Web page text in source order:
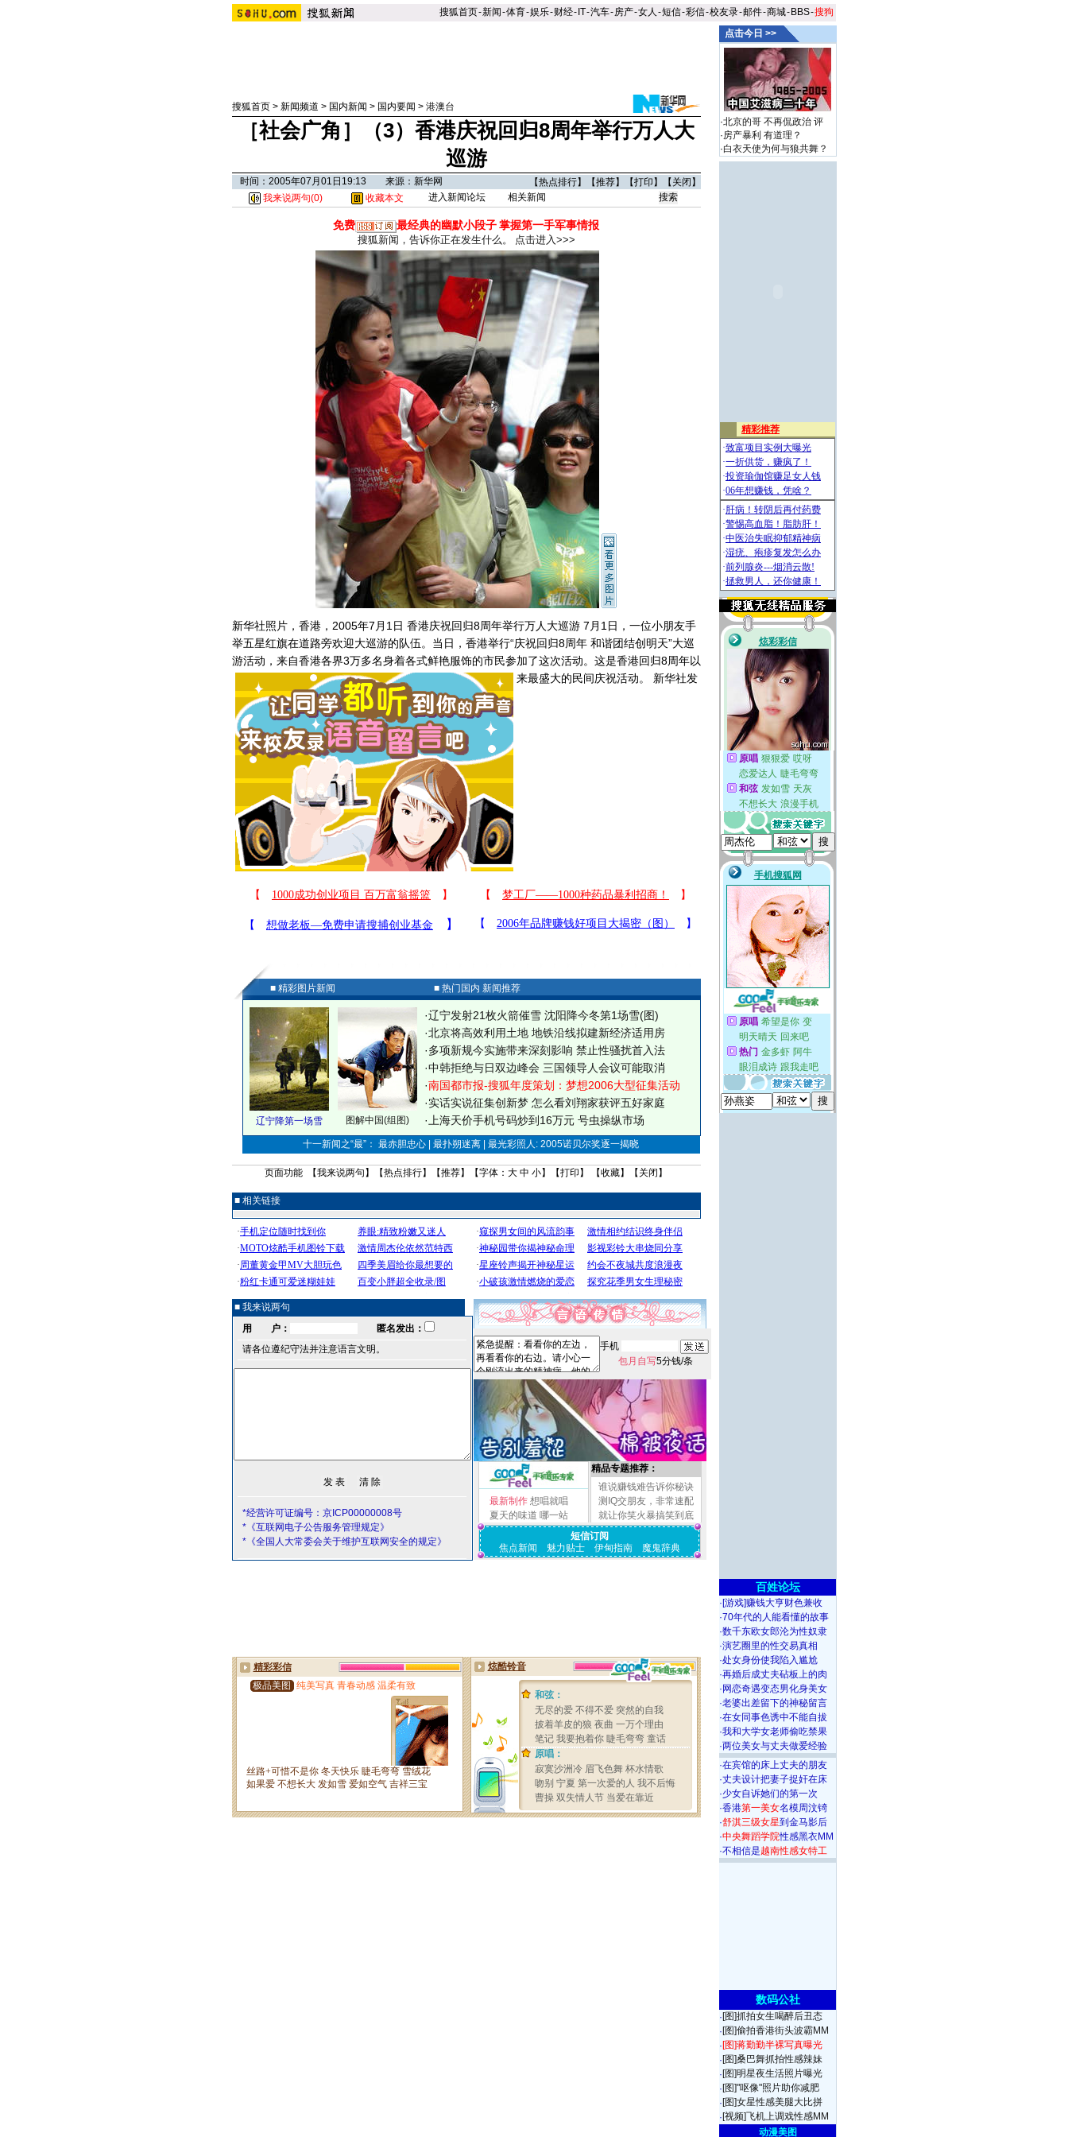
搜狐首页-新闻-体育-娱乐-财经- IT-汽车-房产-女人 -短信-彩信-校友录-邮件-商城- BBS-搜狗
搜狐首页> 新闻频道 > 国内新闻 > 国内要闻 > 港澳台
［社会广角］（3）香港庆祝回归8周年举行万人大
巡游
时间：2005年07月01日19:13 来源：新华网 【热点排行】【推荐】【打印 】【 关闭 】
我来说两句(0) 收藏本文 进入新闻论坛 相关新闻
免费 最经典的幽默小段子掌握第一手军事情报
搜狐新闻，告诉你正在发生什么。 点击进入>>>
新华社照片，香港，2005年7月1日 香港庆祝回归8周年举行万人大巡游 7月1日，一位小朋友手
举五星红旗在道路旁欢迎大巡游的队伍。当日，香港举行“庆祝回归8周年 和谐团结创明天”大巡
游活动，来自香港各界3万多名身着各式鲜艳服饰的市民参加了这次活动。这是香港回归8周年以
来最盛大的民间庆祝活动。 新华社发
■ 精彩图片新闻 ■ 热门国内 新闻推荐
辽宁降第一场雪 图解中国(组图)
·辽宁发射21枚火箭催雪 沈阳降今冬第1场雪(图)
·北京将高效利用土地 地铁沿线拟建新经济适用房
·多项新规今实施带来深刻影响 禁止性骚扰首入法
·中韩拒绝与日双边峰会 三国领导人会议可能取消
·南国都市报-搜狐年度策划：梦想2006大型征集活动
·实话实说征集创新梦 怎么看刘翔家获评五好家庭
· 上海天价手机号码炒到16万元 号虫操纵市场
十一新闻之“最”： 最赤胆忠心 | 最扑朔迷离 | 最光彩照人: 2005诺贝尔奖逐一揭晓
页面功能 【我来说两句 】【热点排行】【推荐】【字体： 大 中 小】【打印 】 【收藏】【 关闭 】
■ 相关链接
■ 我来说两句
用 户：
匿名发出：
请各位遵纪守法并注意语言文明。
*经营许可证编号：京ICP00000008号
*《互联网电子公告服务管理规定》
*《全国人大常委会关于维护互联网安全的规定》
手机
包月自写5分钱/条
最新制作 想唱就唱
夏天的味道 哪一站
精品专题推荐：
谁说赚钱难告诉你秘诀
测IQ交朋友，非常速配
就让你笑火暴搞笑到底
短信订阅
焦点新闻
魅力贴士 伊甸指南 魔鬼辞典
点击今日 >>
·北京的哥 不再侃政治 评
·房产暴利 有道理？
·白衣天使为何与狼共舞？
百姓论坛
· [游戏]赚钱大亨财色兼收
·70年代的人能看懂的故事
·数千东欧女郎沦为性奴隶
·演艺圈里的性交易真相
·处女身份使我陷入尴尬
·再婚后成丈夫砧板上的肉
· 网恋奇遇变态男化身美女
·老婆出差留下的神秘留言
·在女同事色诱中不能自拔
·我和大学女老师偷吃禁果
·两位美女与丈夫做爱经验
·在宾馆的床上丈夫的朋友
·丈夫设计把妻子捉奸在床
·少女自诉她们的第一次
·香港第一美女名模周汶锜
·舒淇三级女星到金马影后
·中央舞蹈学院性感黑衣MM
·不相信是越南性感女特工
数码公社
· [图]抓拍女生喝醉后丑态
· [图]偷拍香港街头波霸MM
·[图]蒋勤勤半裸写真曝光
· [图]桑巴舞抓拍性感辣妹
· [图]明星夜生活照片曝光
· [图]"呕像"照片助你减肥
· [图]女星性感美腿大比拼
· [视频]飞机上调戏性感MM
动漫美图